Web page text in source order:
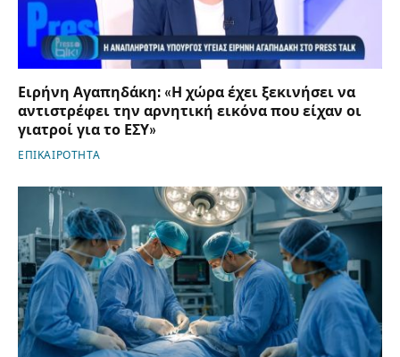
Ειρήνη Αγαπηδάκη: «Η χώρα έχει ξεκινήσει να
αντιστρέφει την αρνητική εικόνα που είχαν οι
γιατροί για το ΕΣΥ»
ΕΠΙΚΑΙΡΟΤΗΤΑ